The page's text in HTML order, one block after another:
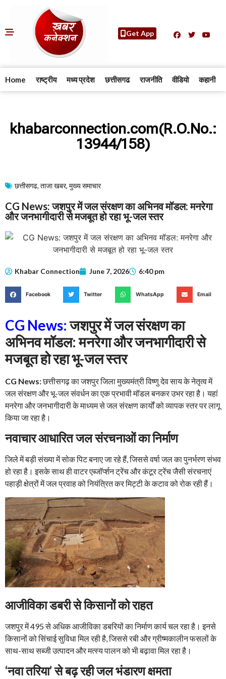
Get App
Home राष्ट्रीय मध्य प्रदेश छत्तीसगढ राजनीति वीडियो कहानी
khabarconnection.com(R.O.No.:
13944/158)
छत्तीसगढ, ताजा खबर, मुख्य समाचार​
CG News: जशपुर में जल संरक्षण का अभिनव मॉडल: मनरेगा
और जनभागीदारी से मजबूत हो रहा भू-जल स्तर
Khabar Connection June 7, 2026 6:40 pm
Facebook Twitter WhatsApp Email
CG News:जशपुर में जल संरक्षण का
अभिनव मॉडल: मनरेगा और जनभागीदारी से
मजबूत हो रहा भू-जल स्तर
CG News:छत्तीसगढ़ का जशपुर जिला मुख्यमंत्री विष्णु देव साय के नेतृत्व में
जल संरक्षण और भू-जल संवर्धन का एक प्रभावी मॉडल बनकर उभर रहा है। यहां
मनरेगा और जनभागीदारी के माध्यम से जल संरक्षण कार्यों को व्यापक स्तर पर लागू
किया जा रहा है।
नवाचार आधारित जल संरचनाओं का निर्माण
जिले में बड़ी संख्या में सोक पिट बनाए जा रहे हैं, जिससे वर्षा जल का पुनर्भरण संभव
हो रहा है। इसके साथ ही वाटर एब्जॉर्प्शन ट्रेंच और कंटूर ट्रेंच जैसी संरचनाएं
पहाड़ी क्षेत्रों में जल प्रवाह को नियंत्रित कर मिट्टी के कटाव को रोक रही हैं।
आजीविका डबरी से किसानों को राहत
जशपुर में 495 से अधिक आजीविका डबरियों का निर्माण कार्य चल रहा है। इनसे
किसानों को सिंचाई सुविधा मिल रही है, जिससे रबी और ग्रीष्मकालीन फसलों के
साथ-साथ सब्जी उत्पादन और मत्स्य पालन को भी बढ़ावा मिल रहा है।
‘नवा तरिया’से बढ़ रही जल भंडारण क्षमता